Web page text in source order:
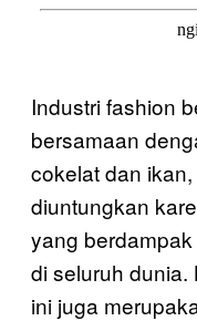
Industri fashion
bersamaan
cokelat dan
diuntungkan
yang
di seluruh dunia.
ini juga